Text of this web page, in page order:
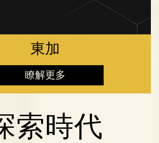
東加
瞭解更多
索時代